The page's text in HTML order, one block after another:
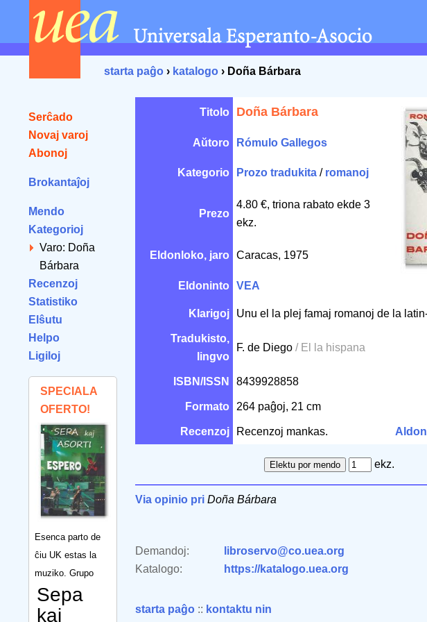
starta paĝo › katalogo › Doña Bárbara
Serĉado
Novaj varoj
Abonoj
Brokantaĵoj
Mendo
Kategorioj
Varo: Doña
Bárbara
Recenzoj
Statistiko
Elŝutu
Helpo
Ligiloj
SPECIALA
OFERTO!
Esenca parto de
ĉiu UK estas la
muziko. Grupo
Sepa
kaj
Titolo Doña Bárbara
Aŭtoro Rómulo Gallegos
Kategorio Prozo tradukita / romanoj
Prezo
4.80 €, triona rabato ekde 3
ekz.
Eldonloko, jaro Caracas, 1975
Eldoninto VEA
Klarigoj Unu el la plej famaj romanoj de la
Tradukisto,
lingvo
F. de Diego / El la hispana
ISBN/ISSN 8439928858
Formato 264 paĝoj, 21 cm
Recenzoj Recenzoj mankas.
ekz.
Via opinio pri Doña Bárbara
Demandoj:
libroservo@co.uea.org
Katalogo:
https://katalogo.uea.org
starta paĝo :: kontaktu nin